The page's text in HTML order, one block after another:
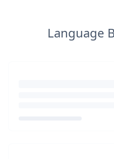
Language